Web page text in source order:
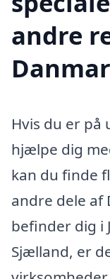
andre
Hvis du er
hjælpe dig
kan du finde
andre dele af
befinder dig i
Sjælland, er